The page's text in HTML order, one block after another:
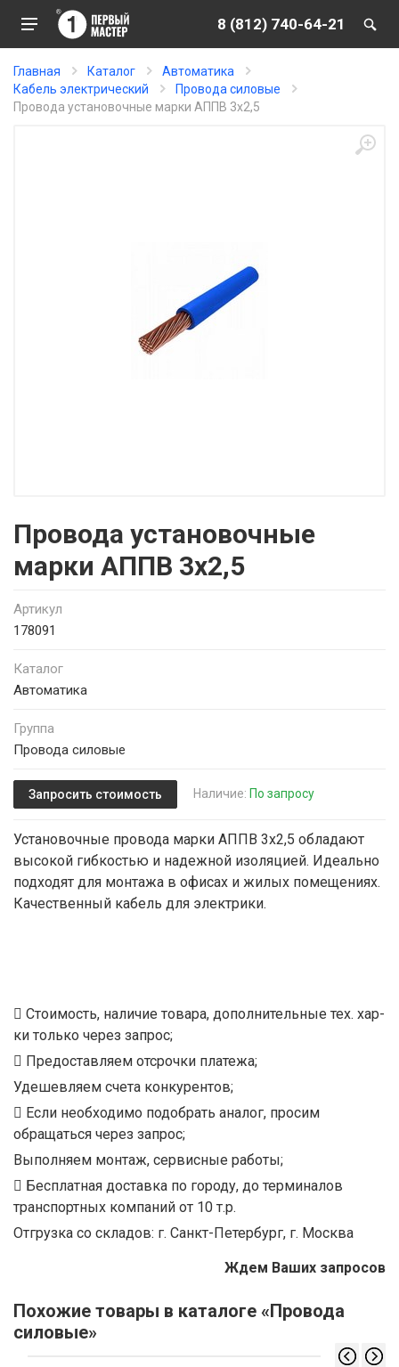
8 (812) 740-64-21
Главная Каталог
Автоматика
Кабель электрический
Провода силовые
Провода установочные марки АППВ 3х2,5
Провода установочные
марки АППВ 3х2,5
Артикул
178091
Каталог
Автоматика
Группа
Провода силовые
Запросить стоимость Наличие: По запросу
Установочные провода марки АППВ 3х2,5 обладают
высокой гибкостью и надежной изоляцией. Идеально
подходят для монтажа в офисах и жилых помещениях.
Качественный кабель для электрики.
Стоимость, наличие товара, дополнительные тех. хар-
ки только через запрос;
Предоставляем отсрочки платежа;
Удешевляем счета конкурентов;
Если необходимо подобрать аналог, просим
обращаться через запрос;
Выполняем монтаж, сервисные работы;
Бесплатная доставка по городу, до терминалов
транспортных компаний от 10 т.р.
Отгрузка со складов: г. Санкт-Петербург, г. Москва
Ждем Ваших запросов
Похожие товары в каталоге «Провода
силовые»